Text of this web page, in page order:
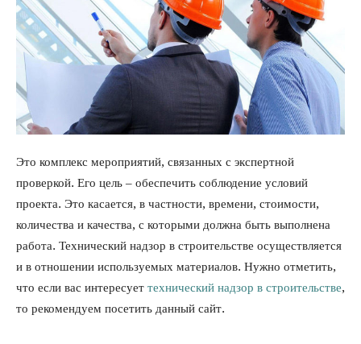
Это комплекс мероприятий, связанных с экспертной
проверкой. Его цель – обеспечить соблюдение условий
проекта. Это касается, в частности, времени, стоимости,
количества и качества, с которыми должна быть выполнена
работа. Технический надзор в строительстве осуществляется
и в отношении используемых материалов. Нужно отметить,
что если вас интересует технический надзор в строительстве,
то рекомендуем посетить данный сайт.